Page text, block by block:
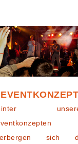
sich